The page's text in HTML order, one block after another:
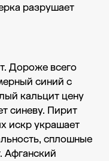
разрушает
Дороже всего
синий с
кальцит цену
синеву. Пирит
искр украшает
сплошные
Афганский